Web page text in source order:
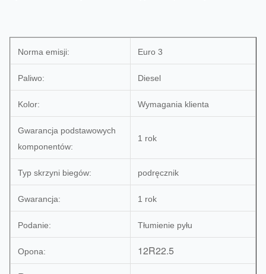
Norma emisji: Euro 3
Paliwo: Diesel
Kolor: Wymagania klienta
Gwarancja podstawowych
komponentów:
1 rok
Typ skrzyni biegów: podręcznik
Gwarancja: 1 rok
Podanie: Tłumienie pyłu
Opona:
12R22.5